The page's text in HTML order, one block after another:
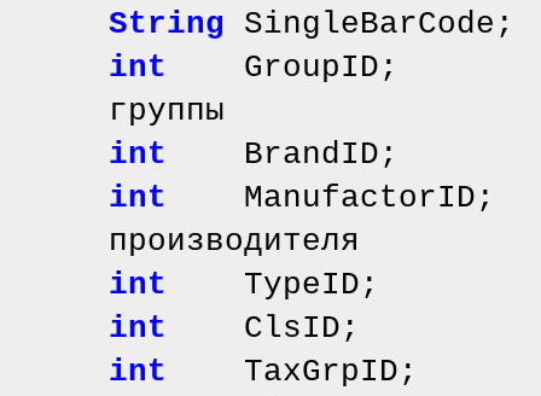
String
int GroupID; //
группы
int BrandID; //
int
производителя
int TypeID; //
int ClsID; //
int TaxGrpID; //